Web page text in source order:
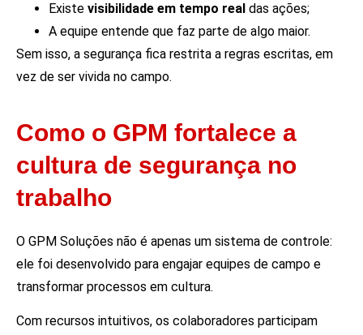
Existe visibilidade em tempo real das ações;
A equipe entende que faz parte de algo maior.
Sem isso, a segurança fica restrita a regras escritas, em
vez de ser vivida no campo.
Como o GPM fortalece a
cultura de segurança no
trabalho
O GPM Soluções não é apenas um sistema de controle:
ele foi desenvolvido para engajar equipes de campo e
transformar processos em cultura.
Com recursos intuitivos, os colaboradores participam